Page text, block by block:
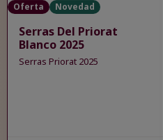
Oferta Novedad
Serras Del Priorat
Blanco 2025
Serras Priorat 2025